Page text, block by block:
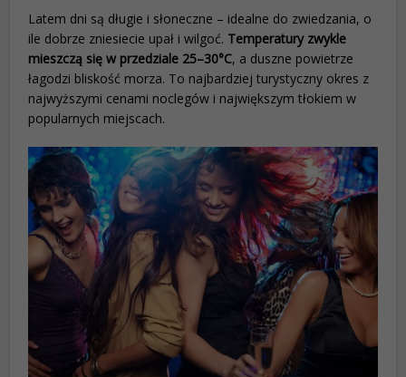
Latem dni są długie i słoneczne – idealne do zwiedzania, o
ile dobrze zniesiecie upał i wilgoć. Temperatury zwykle
mieszczą się w przedziale 25–30°C, a duszne powietrze
łagodzi bliskość morza. To najbardziej turystyczny okres z
najwyższymi cenami noclegów i największym tłokiem w
popularnych miejscach.